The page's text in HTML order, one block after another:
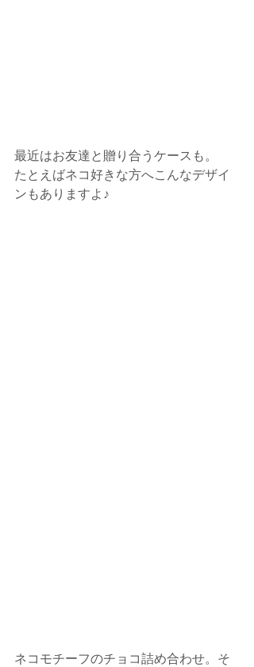
最近はお友達と贈り合うケースも。
たとえばネコ好きな方へこんなデザイ
ンもありますよ♪
ネコモチーフのチョコ詰め合わせ。そ